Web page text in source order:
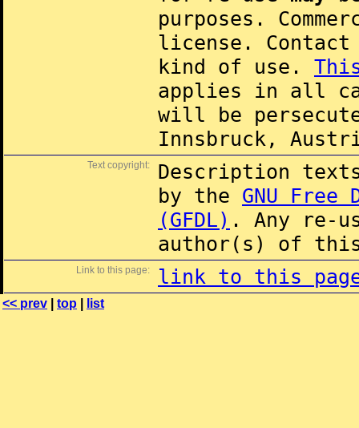
purposes.
license.
kind of use.
applies in all
will be
Innsbruck,
Text copyright:
Description
by the GNU Free
(GFDL) . Any re-
author(s) of this
Link to this page: link to this
<< prev top list